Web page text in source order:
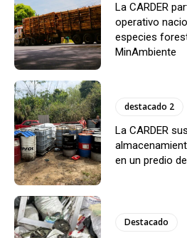
La CARDER
operativo
especies
MinAmbiente
destacado 2
La CARDER
en un predio
Destacado